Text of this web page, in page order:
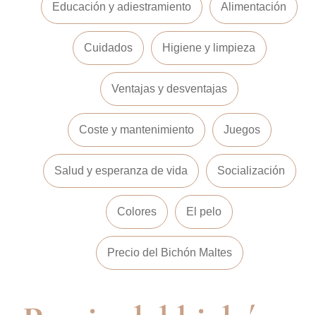
Educación y adiestramiento Alimentación
Cuidados Higiene y limpieza
Ventajas y desventajas
Coste y mantenimiento Juegos
Salud y esperanza de vida Socialización
Colores El pelo
Precio del Bichón Maltes